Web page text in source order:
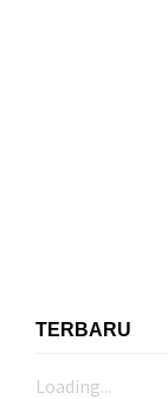
TERBARU
Loading...